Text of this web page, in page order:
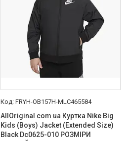
FRYH-OB157H-MLC465584
AllOriginal com ua Куртка Nike Big
Kids (Boys) Jacket (Extended Size)
Black Dc0625-010 РОЗМІРИ